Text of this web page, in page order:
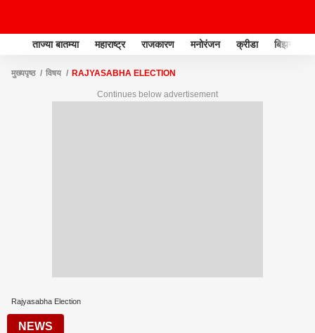
ताज्या बातम्या महाराष्ट्र राजकारण मनोरंजन क्रीडा बिझनेस
मुख्यपृष्ठ विषय RAJYASABHA ELECTION
Continues below advertisement
Rajyasabha Election
NEWS